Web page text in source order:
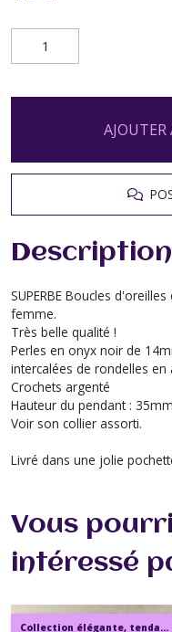
Description
SUPERBE Boucles
femme.
Très belle qualité !
Perles en onyx noir de
intercalées de rondelles en
Crochets argenté
Hauteur du pendant :
Voir son collier assorti.
Livré dans une jolie
Vous
intéressé
Collection élégante, tendance, moderne, de bijoux en ambre, pierre, perles.